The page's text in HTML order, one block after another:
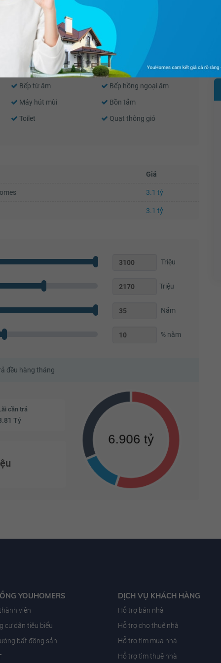
Tường sơn bả
Điều hòa trung tâm Cửa sổ an toàn
Bếp từ âm Bếp hồng ngoại âm
Máy hút mùi Bồn tắm
Toilet Quạt thông gió
Giá
3.1 tỷ
3.1 tỷ
Triệu
Triệu
Năm
% năm
đều hàng tháng
cần trả
Tỷ
YOUHOMERS
viên
cư dân tiêu biểu
bất động sản
DỊCH VỤ KHÁCH HÀNG
Hỗ trợ bán nhà
Hỗ trợ cho thuê nhà
Hỗ trợ tìm mua nhà
Hỗ trợ tìm thuê nhà